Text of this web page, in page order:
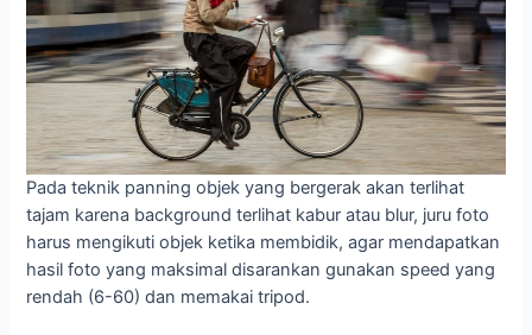
Pada teknik panning objek yang bergerak akan terlihat
tajam karena background terlihat kabur atau blur, juru foto
harus mengikuti objek ketika membidik, agar mendapatkan
hasil foto yang maksimal disarankan gunakan speed yang
rendah (6-60) dan memakai tripod.